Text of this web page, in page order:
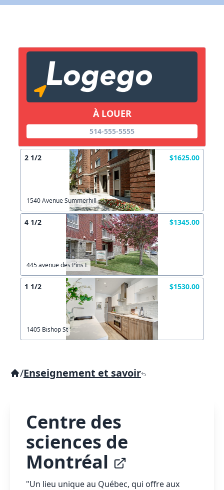
À LOUER
514-555-5555
2 1/2 $1625.00
1540 Avenue Summerhill
4 1/2 $1345.00
445 avenue des Pins E
1 1/2 $1530.00
1405 Bishop St
/Enseignement et savoir
Centre des
sciences de
Montréal
"Un lieu unique au Québec, qui offre aux
X Fermer
Lien vers inscription (sera inclus dans courriel)
Copier lien
X Fermer Envoyez